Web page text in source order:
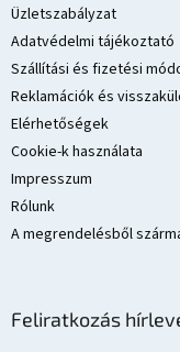
Üzletszabályzat
Adatvédelmi tájékoztató
Szállítási és fizetési
Reklamációk és
Elérhetőségek
Cookie-k használata
Impresszum
Rólunk
A megrendelésből
Feliratkozás